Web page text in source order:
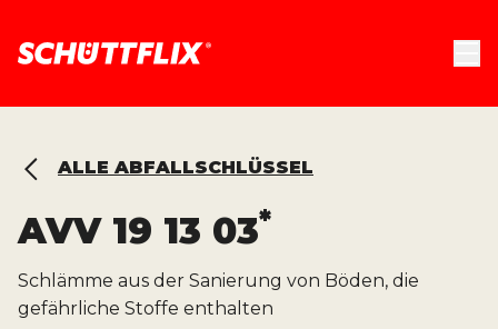
ALLE ABFALLSCHLÜSSEL
AVV 19 13 03*
Schlämme aus der Sanierung von Böden, die
gefährliche Stoffe enthalten